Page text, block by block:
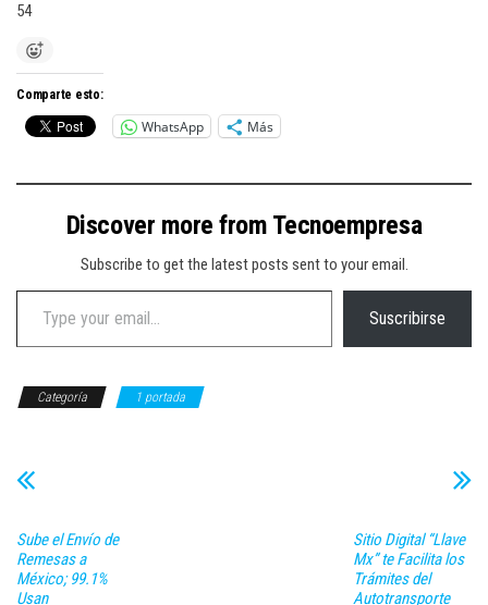
54
Comparte esto:
WhatsApp Más
Discover more from Tecnoempresa
Subscribe to get the latest posts sent to your email.
Type your email…
Suscribirse
Categoría 1 portada
Sube el Envío de
Remesas a
México; 99.1%
Usan
Sitio Digital “Llave
Mx” te Facilita los
Trámites del
Autotransporte